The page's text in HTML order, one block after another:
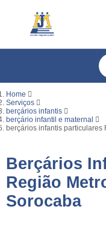
Home
Serviços
berçários infantis
berçário infantil e maternal
berçários infantis
Berçários
Região
Sorocaba